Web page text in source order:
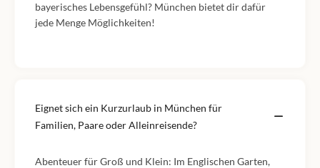
bayerisches Lebensgefühl? München bietet dir dafür
jede Menge Möglichkeiten!
Eignet sich ein Kurzurlaub in München für
Familien, Paare oder Alleinreisende?
Abenteuer für Groß und Klein: Im Englischen Garten,